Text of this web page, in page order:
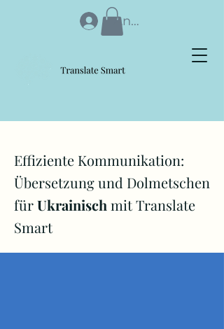
Anmelden
Effiziente Kommunikation:
Übersetzung und Dolmetschen
fürUkrainisch mit Translate
Smart